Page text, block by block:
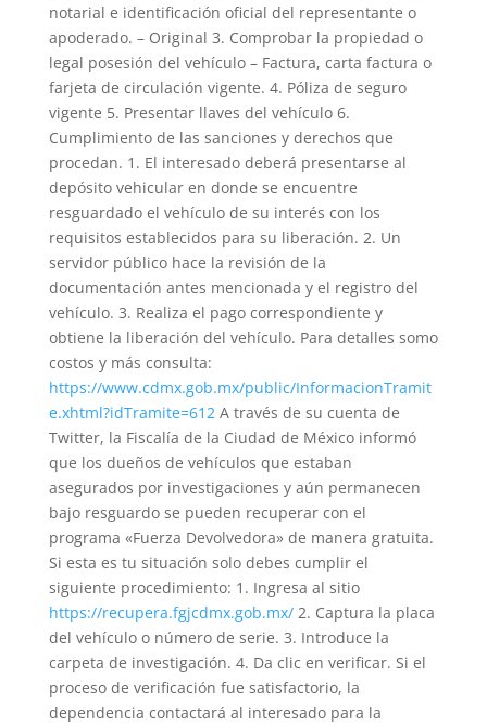
notarial e identificación oficial del representante o
apoderado. – Original 3. Comprobar la propiedad o
legal posesión del vehículo – Factura, carta factura o
farjeta de circulación vigente. 4. Póliza de seguro
vigente 5. Presentar llaves del vehículo 6.
Cumplimiento de las sanciones y derechos que
procedan. 1. El interesado deberá presentarse al
depósito vehicular en donde se encuentre
resguardado el vehículo de su interés con los
requisitos establecidos para su liberación. 2. Un
servidor público hace la revisión de la
documentación antes mencionada y el registro del
vehículo. 3. Realiza el pago correspondiente y
obtiene la liberación del vehículo. Para detalles somo
costos y más consulta:
https://www.cdmx.gob.mx/public/InformacionTramit
e.xhtml?idTramite=612 A través de su cuenta de
Twitter, la Fiscalía de la Ciudad de México informó
que los dueños de vehículos que estaban
asegurados por investigaciones y aún permanecen
bajo resguardo se pueden recuperar con el
programa «Fuerza Devolvedora» de manera gratuita.
Si esta es tu situación solo debes cumplir el
siguiente procedimiento: 1. Ingresa al sitio
https://recupera.fgjcdmx.gob.mx/2. Captura la placa
del vehículo o número de serie. 3. Introduce la
carpeta de investigación. 4. Da clic en verificar. Si el
proceso de verificación fue satisfactorio, la
dependencia contactará al interesado para la